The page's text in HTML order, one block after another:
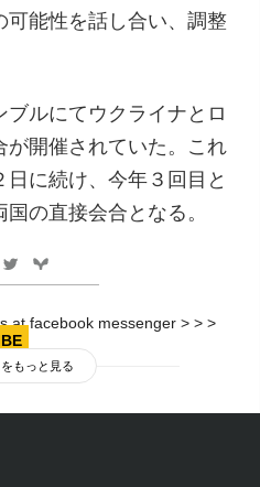
可能性を話し合い、調整
ルにてウクライナとロ
が開催されていた。これ
に続け、今年３回目と
の直接会合となる。
at facebook messenger > > >
もっと見る